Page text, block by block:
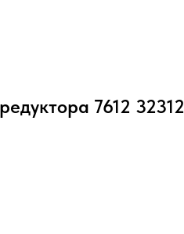
7612 32312